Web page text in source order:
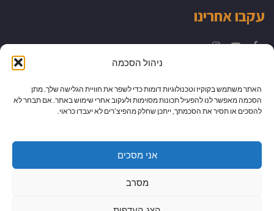
ניהול הסכמה
האתר משתמש בקוקיז וטכנולוגיות דומות כדי לשפר את חוויית הגלישה שלך. מתן
הסכמה מאפשר לנו להפעיל תכונות מסוימות ולעקוב אחרי שימוש באתר. אם תבחר לא
להסכים או תסיר את הסכמתך, ייתכן שחלק מהפיצ’רים לא יעבדו כראוי.
אני מסכים
מסרב
עקבו אחרינו